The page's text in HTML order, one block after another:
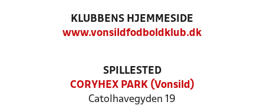
KLUBBENS HJEMMESIDE
www.vonsildfodboldklub.dk
SPILLESTED
CORYHEX PARK (Vonsild)
Catolhavegyden 19